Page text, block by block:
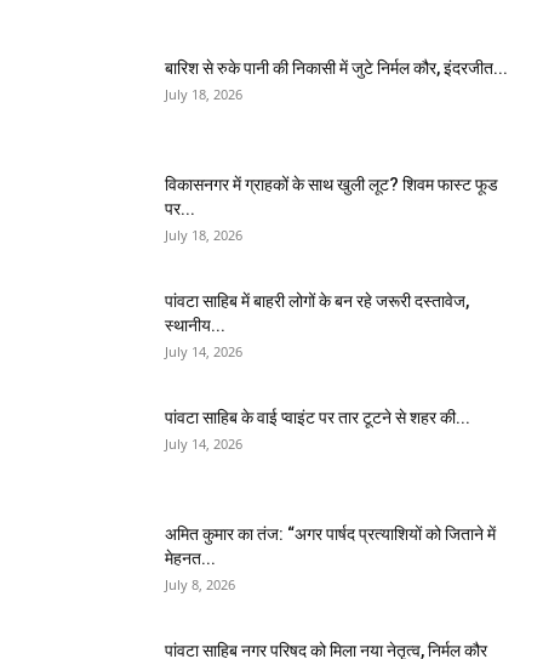
बारिश से रुके पानी की निकासी में जुटे निर्मल कौर, इंदरजीत...
July 18, 2026
विकासनगर में ग्राहकों के साथ खुली लूट? शिवम फास्ट फूड
पर...
July 18, 2026
पांवटा साहिब में बाहरी लोगों के बन रहे जरूरी दस्तावेज,
स्थानीय...
July 14, 2026
पांवटा साहिब के वाई प्वाइंट पर तार टूटने से शहर की...
July 14, 2026
अमित कुमार का तंज: “अगर पार्षद प्रत्याशियों को जिताने में
मेहनत...
July 8, 2026
पांवटा साहिब नगर परिषद को मिला नया नेतृत्व, निर्मल कौर